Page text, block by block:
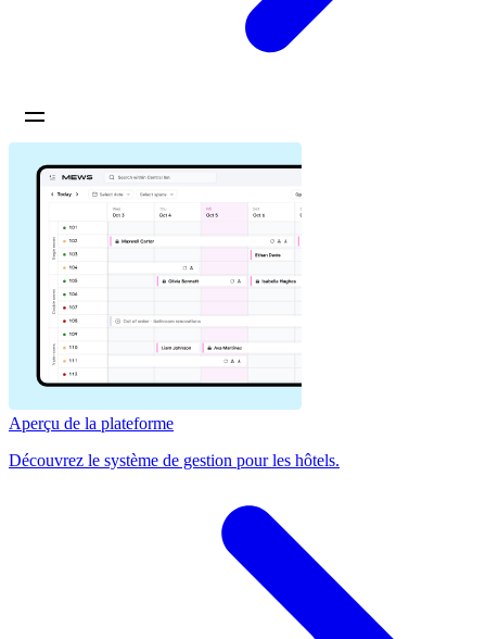
Aperçu de la plateforme
Découvrez le système de gestion pour les hôtels.